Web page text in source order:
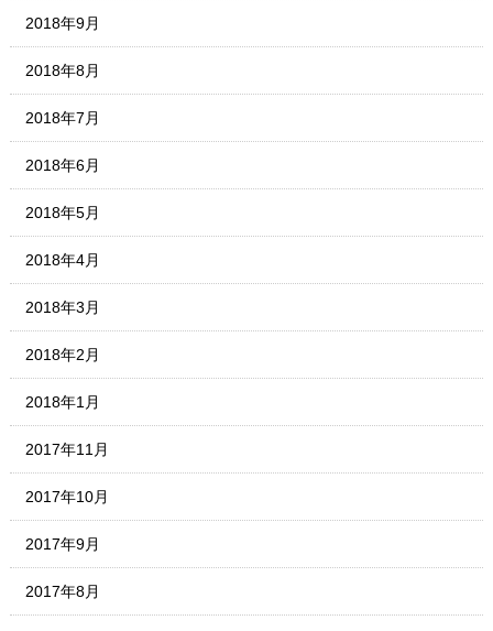
2018年9月
2018年8月
2018年7月
2018年6月
2018年5月
2018年4月
2018年3月
2018年2月
2018年1月
2017年11月
2017年10月
2017年9月
2017年8月